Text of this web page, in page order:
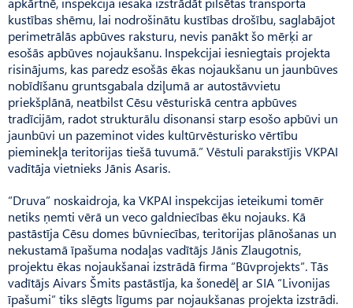
kustības shēmu, lai nodrošinātu kustības drošību, saglabājot
perimetrālās apbūves raksturu, nevis panākt šo mērķi ar
esošās apbūves nojaukšanu. Inspekcijai iesniegtais projekta
risinājums, kas paredz esošās ēkas nojaukšanu un jaunbūves
nobīdīšanu gruntsgabala dziļumā ar autostāvvietu
priekšplānā, neatbilst Cēsu vēsturiskā centra apbūves
tradīcijām, radot strukturālu disonansi starp esošo apbūvi un
jaunbūvi un pazeminot vides kultūrvēsturisko vērtību
pieminekļa teritorijas tiešā tuvumā.” Vēstuli parakstījis VKPAI
vadītāja vietnieks Jānis Asaris.
“Druva” noskaidroja, ka VKPAI inspekcijas ieteikumi tomēr
netiks ņemti vērā un veco galdniecības ēku nojauks. Kā
pastāstīja Cēsu domes būvniecības, teritorijas plānošanas un
nekustamā īpašuma nodaļas vadītājs Jānis Zlaugotnis,
projektu ēkas nojaukšanai izstrādā firma “Būvprojekts”. Tās
vadītājs Aivars Šmits pastāstīja, ka šonedēļ ar SIA “Livonijas
īpašumi” tiks slēgts līgums par nojaukšanas projekta izstrādi.